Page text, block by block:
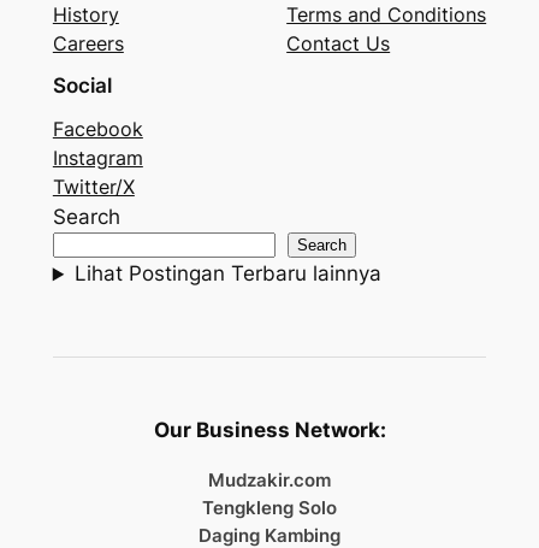
History
Careers
Terms and Conditions
Contact Us
Social
Facebook
Instagram
Twitter/X
Search
Search
Lihat Postingan Terbaru lainnya
Our Business Network:
Mudzakir.com
Tengkleng Solo
Daging Kambing